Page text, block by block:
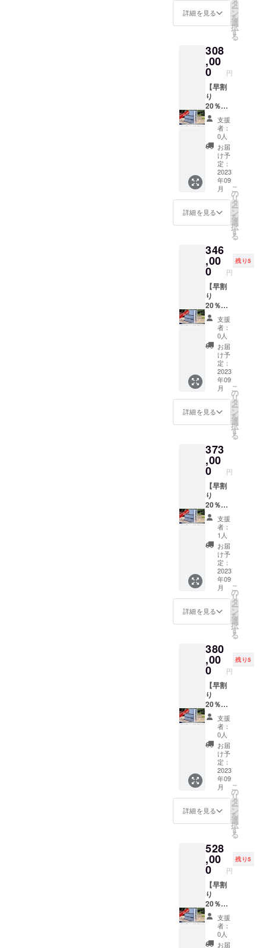
3.2g、
脂質：
物：
35.1g、
食塩相
当量：
0.9g
【昆
布】1食
（42g）
あたり
熱量：
150kcal
、たん
ぱく
質：
3.1g、
脂質：
炭水化
物：
33.6g、
当量：
0.7g 原
材料
【鮭】
うるち
米（国
産）、
味付乾
燥具材
（さ
け、食
塩、還
元水
飴） / 調
味料
（アミ
酸）、
トレハ
ニコウ
ジ色
素、酸
化防止
剤（ビ
タミン
E）、
（一部
にさけ
を含
む）
【わか
め】 う
るち米
（国
産）、
燥具材
（食
砂糖、
昆布エ
キス、
でん
粉、ホ
タテエ
キス） /
調味料
（アミ
ノ酸
等）
【五目
おこ
わ】 も
ち米
（国
うるち
米（国
燥具材
（食用
植物油
脂、醤
油、砂
糖、乾
燥人
参、油
揚げ、
乾燥ご
ぼう、
報等の
詳細は
認くだ
さい。
https://
www.y
mx-
shop.jp/
c/11/11
05/Ymx
1-046
賞味期
限 5年 ※
出荷時
点で
数ヶ月
経過し
ていま
す
ルボン
ミニク
ルファ
米：3個
３. 保存
水
（500m
l）：4
本 ４. ス
マホ対
応ダイ
ナモＦ
Ｍラジ
オＬＥ
Ｄライ
ト：1個
５. 軍
手：1個
６. ロー
プ：1本
ル：1枚
９. 簡易
寝袋：1
袋 １０.
マス
ク：3枚
１１. 携
帯トイ
レ：3個
１２. 給
水袋
（5L）
：1袋
１３. 防
災用ウ
エット
ティッ
シュ：1
１５. レ
イン
コー
ト：1枚
１６. カ
イロ：1
個 １７.
歯ブラ
シ：1本
１８. ご
み袋：5
袋 １９.
名札
キーホ
ダー：1
個 ２０.
救急法
識：1冊
項 在庫
等の都
合によ
り、同
機能の
商品に
変更す
る場合
がござ
いま
す。 商
品デザ
インの
変更に
より、
色・デ
ザイン
が写真
いま
す。 予
告なく
セット
内容を
変更す
る場合
がござ
いま
す。
出袋
（VIAG
GIO
機能
ディ
バッ
ク）：1
袋 ２. ブ
ルボン
ミニク
ラッ
カーま
たはア
ルファ
米：3個
３. 井村
屋製菓
えいよ
うかん
（60g×
5本
入）：1
個 ４. 保
（500m
l）：4
本 ５. ス
マホ対
応ダイ
ナモＦ
Ｍラジ
オＬＥ
Ｄライ
ト：1個
６. 万能
ナイ
フ：1個
７. 軍
手：1個
８. ロー
プ：1本
９. 笛：
1個 １
０. タオ
１１. ブ
ルー
シート
（2
帖）：1
枚 １２.
簡易寝
袋：1袋
１３. ば
んそう
こう
（15枚
入）：1
個 １４.
包帯：1
個 １５.
マス
ク：3枚
１６. 携
帯トイ
１７. 給
水袋
（5L）
：1袋
１８. 防
災用ウ
エット
ティッ
シュ：1
個 １９.
スリッ
パ：1足
２０. レ
イン
コー
ト：1枚
２１. カ
イロ：1
個 ２２.
歯ブラ
２３. ご
み袋：5
袋 ２４.
名札
キーホ
ル
ダー：1
個 ２５.
救急法
基礎知
識：1冊
用持ち
出し
袋
ブル
大人２
人用
３５品
目セッ
ト 商品
の詳細
サイズ
非常用
持ち出
し袋
W：ダ
ブル 縦
47cm×
横約
32cm×
マチ約
13cm
重さ 選
常食
「アル
ファ
米」の
場合：
4.8kg
選べる
非常食
「ミニ
クラッ
カー」
の場
合：
4.9kg
品目数
35品目
内容 １.
非常持
出袋
（VIAG
7077 多
機能
ディ
バッ
ク）：2
袋 ２. ブ
ルボン
ミニク
ラッ
カーま
たはア
ルファ
米：6個
３. 井村
屋製菓
えいよ
うかん
（60g×
5本
入）：2
個 ４. 保
存水
（500m
l）：8
本 ５. ス
マホ対
応ダイ
ナモＦ
Ｍラジ
オＬＥ
Ｄライ
ト：1個
６. ２
WAY充
電ＬＥ
Ｄラン
タン：1
個 ７. 万
能ナイ
フ：1個
８. 軍
９. ロー
プ：1本
１０.
笛：1個
１１. タ
オル：2
枚 １２.
ブルー
シート
帖）：1
詳細を見る
タ
ー
ン
を
選
択
す
る
308
,00
0 円
【早割
り
20％
％OFF
引取り
限定】
限定5台
内訳
本体価
308,000
円
日時は
相談の
上
引取り
愛知県
名古屋
市港区
藤前に
なりま
す。
支援
者：
0人
お届
け予
定：
2023
年09
月
詳細を見る
こ
の
リ
タ
ー
ン
を
選
択
す
る
346
,00
0 円
残り5
【早割
り
20％
％OFF
東海地
区3県】
限定5台
内訳
本体価
308,000
円+運搬
費
38,000
円 東
海3県
県・岐
阜県・
三重
県）
時間指
定は不
可 軽
トラッ
クの搬
入経路
はご確
認お願
い致し
ます。
支援
者：
0人
お届
け予
定：
2023
年09
月
詳細を見る
こ
の
リ
タ
ー
ン
を
選
択
す
る
373
,00
0 円
【早割
り
20％
％OFF
関西地
区】限
定5台
内訳
本体価
308,000
円+運搬
費
65,000
円 関
西地区
県・京
都府・
大阪
府・奈
良県・
和歌山
県・兵
庫県）
時間
指定は
不可
軽ト
ラック
の搬入
経路は
ご確認
お願い
致しま
す。
支援
者：
1人
お届
け予
定：
2023
年09
月
詳細を見る
こ
の
リ
タ
ー
ン
を
選
択
す
る
380
,00
0 円
残り5
【早割
り
20％
％OFF
関東地
区】限
定5台
内訳
本体価
308,000
円+運搬
費
72,000
円 関
東地区
川県・
東京
都・千
葉県・
埼玉
県・茨
城県・
栃木
県・群
馬県）
時間
支援
者：
0人
お届
け予
定：
2023
年09
月
詳細を見る
こ
の
リ
タ
ー
ン
を
選
択
す
る
528
,00
0 円
残り5
【早割
り
20％
％OFF
東海3
県・関
東地
支援
者：
0人
お届